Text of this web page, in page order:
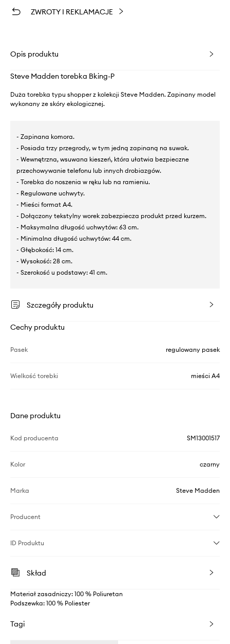
ZWROTY I REKLAMACJE
Opis produktu
Steve Madden torebka Bking-P
Duża torebka typu shopper z kolekcji Steve Madden. Zapinany model
wykonany ze skóry ekologicznej.
- Zapinana komora.
- Posiada trzy przegrody, w tym jedną zapinaną na suwak.
- Wewnętrzna, wsuwana kieszeń, która ułatwia bezpieczne
przechowywanie telefonu lub innych drobiazgów.
- Torebka do noszenia w ręku lub na ramieniu.
- Regulowane uchwyty.
- Mieści format A4.
- Dołączony tekstylny worek zabezpiecza produkt przed kurzem.
- Maksymalna długość uchwytów: 63 cm.
- Minimalna długość uchwytów: 44 cm.
- Głębokość: 14 cm.
- Wysokość: 28 cm.
- Szerokość u podstawy: 41 cm.
Szczegóły produktu
Cechy produktu
Pasek regulowany pasek
Wielkość torebki mieści A4
Dane produktu
Kod producenta SM13001517
Kolor czarny
Marka Steve Madden
Producent
ID Produktu
Skład
Materiał zasadniczy: 100 % Poliuretan
Podszewka: 100 % Poliester
Tagi